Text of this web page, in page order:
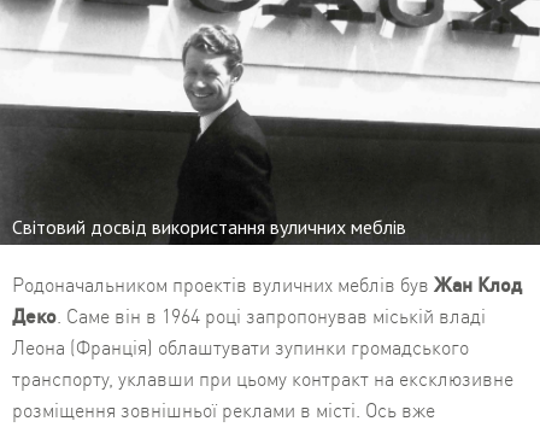
Світовий досвід використання вуличних меблів
Родоначальником проектів вуличних меблів був Жан Клод
Деко . Саме він в 1964 році запропонував міській владі
Леона (Франція) облаштувати зупинки громадського
транспорту, уклавши при цьому контракт на ексклюзивне
розміщення зовнішньої реклами в місті. Ось вже